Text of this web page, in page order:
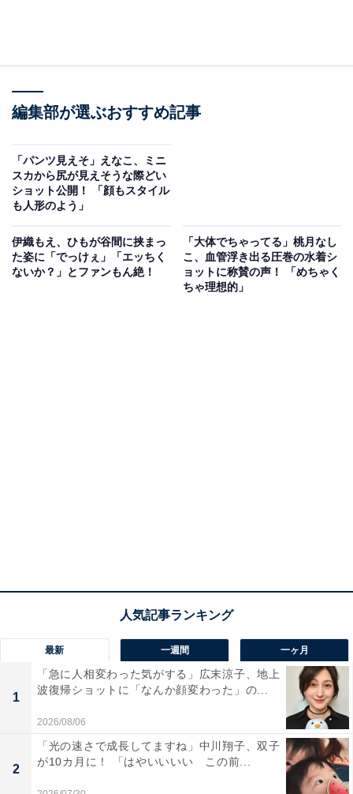
編集部が選ぶおすすめ記事
「パンツ見えそ」えなこ、ミニ
スカから尻が見えそうな際どい
ショット公開！ 「顔もスタイル
も人形のよう」
伊織もえ、ひもが谷間に挟まっ
た姿に「でっけぇ」「エッちく
ないか？」とファンもん絶！
「大体でちゃってる」桃月なし
こ、血管浮き出る圧巻の水着シ
ョットに称賛の声！ 「めちゃく
ちゃ理想的」
最新 一週間 一ヶ月
1
「急に人相変わった気がする」広末涼子、地上
波復帰ショットに「なんか顔変わった」の...
2026/08/06
2
「光の速さで成長してますね」中川翔子、双子
が10カ月に！ 「はやいいいい この前...